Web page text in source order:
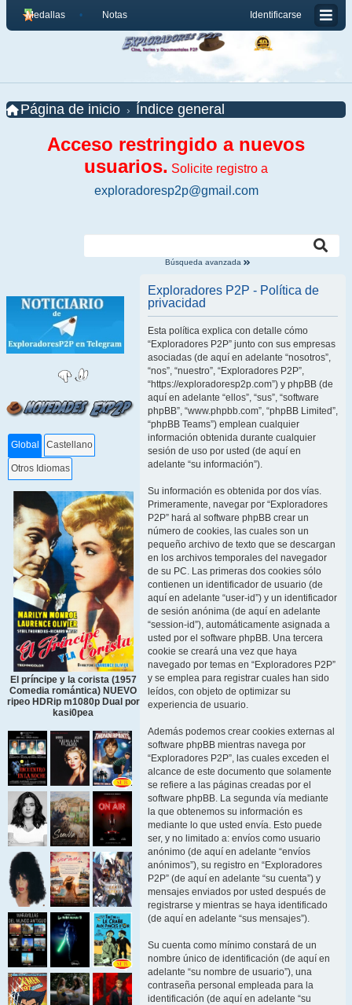
Identificarse
Medallas Notas
Página de inicio Índice general
Acceso restringido a nuevos
usuarios. Solicite registro a
exploradoresp2p@gmail.com
Búsqueda avanzada
Global Castellano
Otros Idiomas
El príncipe y la corista (1957
Comedia romántica) NUEVO
ripeo HDRip m1080p Dual por
kasi0pea
Exploradores P2P - Política de
privacidad
Esta política explica con detalle cómo
“Exploradores P2P” junto con sus empresas
asociadas (de aquí en adelante “nosotros”,
“nos”, “nuestro”, “Exploradores P2P”,
“https://exploradoresp2p.com”) y phpBB (de
aquí en adelante “ellos”, “sus”, “software
phpBB”, “www.phpbb.com”, “phpBB Limited”,
“phpBB Teams”) emplean cualquier
información obtenida durante cualquier
sesión de uso por usted (de aquí en
adelante “su información”).
Su información es obtenida por dos vías.
Primeramente, navegar por “Exploradores
P2P” hará al software phpBB crear un
número de cookies, las cuales son un
pequeño archivo de texto que se descargan
en los archivos temporales del navegador
de su PC. Las primeras dos cookies sólo
contienen un identificador de usuario (de
aquí en adelante “user-id”) y un identificador
de sesión anónima (de aquí en adelante
“session-id”), automáticamente asignada a
usted por el software phpBB. Una tercera
cookie se creará una vez que haya
navegado por temas en “Exploradores P2P”
y se emplea para registrar cuales han sido
leídos, con objeto de optimizar su
experiencia de usuario.
Además podemos crear cookies externas al
software phpBB mientras navega por
“Exploradores P2P”, las cuales exceden el
alcance de este documento que solamente
se refiere a las páginas creadas por el
software phpBB. La segunda vía mediante
la que obtenemos su información es
mediante lo que usted envía. Esto puede
ser, y no limitado a: envíos como usuario
anónimo (de aquí en adelante “envíos
anónimos”), su registro en “Exploradores
P2P” (de aquí en adelante “su cuenta”) y
mensajes enviados por usted después de
registrarse y mientras se haya identificado
(de aquí en adelante “sus mensajes”).
Su cuenta como mínimo constará de un
nombre único de identificación (de aquí en
adelante “su nombre de usuario”), una
contraseña personal empleada para la
identificación (de aquí en adelante “su